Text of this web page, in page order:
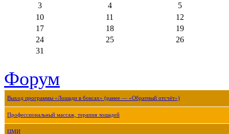
3 4
5
10
11
12
17
18
19
24
25
26
31
Форум
Выход программы «Лошади в боксах» (ранее — «Обратный отсчёт»)
Профессиональный массаж, терапия лошадей
ЦМИ